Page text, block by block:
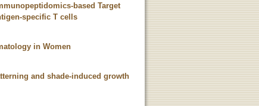
based Target
specific T cells
in Women
and shade-induced growth